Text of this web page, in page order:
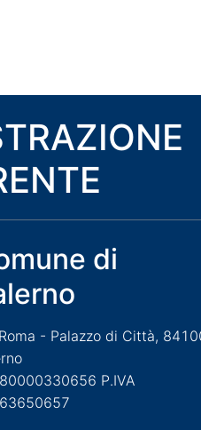
di
- Palazzo di Città,
P.IVA